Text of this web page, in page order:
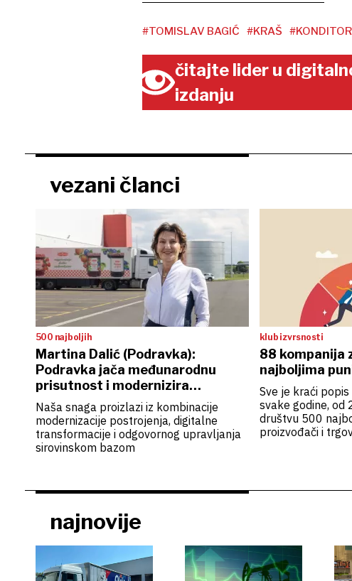
#TOMISLAV BAGIĆ #KRAŠ
čitajte lider u
izdanju
vezani članci
500 najboljih
Martina Dalić (Podravka):
Podravka jača međunarodnu
prisutnost i modernizira
proizvodnju
Naša snaga proizlazi iz kombinacije
modernizacije postrojenja, digitalne
transformacije i odgovornog upravljanja
sirovinskom bazom
klub izvrsnosti
88 kompanija
najboljima
Sve je kraći
svake godine, od
društvu 500
proizvođači i
najnovije